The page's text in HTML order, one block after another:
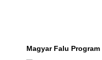
Magyar Falu Program